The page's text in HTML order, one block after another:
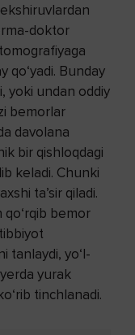
doktor
qo‘yadi. Bunday
yoki undan oddiy
bemorlar
davolana
bir qishloqdagi
keladi. Chunki
ta’sir qiladi.
qo‘rqib bemor
tanlaydi, yo‘l-
yurak
tinchlanadi.